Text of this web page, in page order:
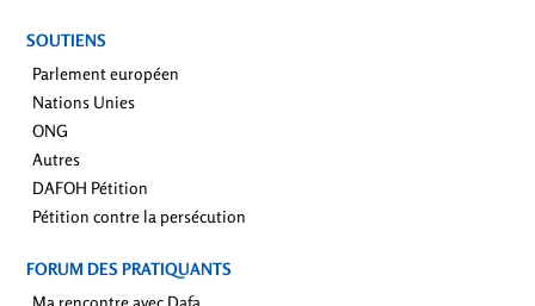
SOUTIENS
Parlement européen
Nations Unies
ONG
Autres
DAFOH Pétition
Pétition contre la persécution
FORUM DES PRATIQUANTS
Ma rencontre avec Dafa